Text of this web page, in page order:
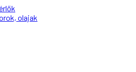
olajak